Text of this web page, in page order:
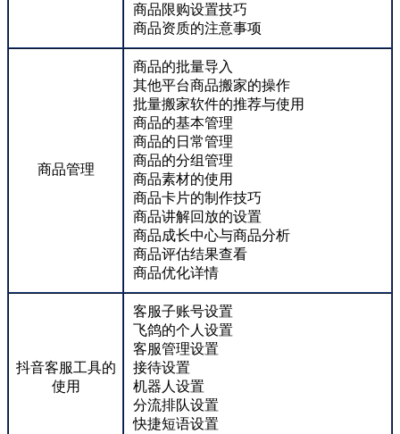
商品限购设置技巧
商品资质的注意事项
商品管理
商品的批量导入
其他平台商品搬家的操作
批量搬家软件的推荐与使用
商品的基本管理
商品的日常管理
商品的分组管理
商品素材的使用
商品卡片的制作技巧
商品讲解回放的设置
商品成长中心与商品分析
商品评估结果查看
商品优化详情
抖音客服工具的
使用
客服子账号设置
飞鸽的个人设置
客服管理设置
接待设置
机器人设置
分流排队设置
快捷短语设置